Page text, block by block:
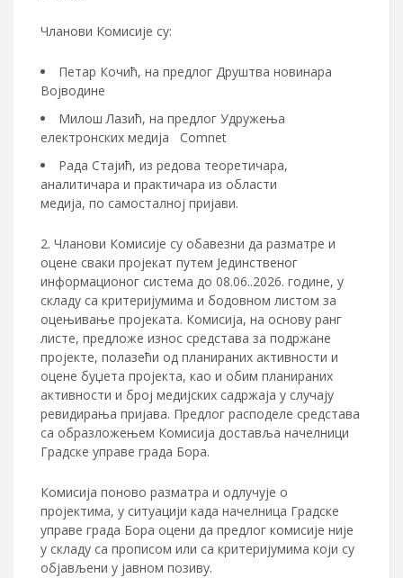
Чланови Комисије су:
Петар Кочић, на предлог Друштва новинара
Војводине
Милош Лазић, на предлог Удружења
електронских медија Comnet
Рада Стајић, из редова теоретичара,
аналитичара и практичара из области
медија, по самосталној пријави.
Чланови Комисије су обавезни да разматрe и
оцене сваки пројекат путем Јединственог
информационог система до 08.06..2026. године, у
складу са критеријумима и бодовном листом за
оцењивање пројеката. Комисија, на основу ранг
листе, предлoже износ средстава за подржане
пројекте, полазећи од планираних активности и
оцене буџета пројекта, као и обим планираних
активности и број медијских садржаја у случају
ревидирања пријава. Предлог расподеле средстава
са образложењем Комисија доставља начелници
Градске управе града Бора.
Комисија поново разматра и одлучује о
пројектима, у ситуацији када начелница Градске
управе града Бора оцени да предлог комисије није
у складу са прописом или са критеријумима који су
објављени у јавном позиву.